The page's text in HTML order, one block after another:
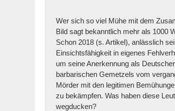
Wer sich so viel Mühe mit dem
Bild sagt bekanntlich mehr als 1000
Schon 2018 (s. Artikel), anlässlich
Einsichtsfähigkeit in eigenes
um seine Anerkennung als
barbarischen Gemetzels vom
Mörder mit den legitimen
zu bekämpfen. Was haben diese
wegducken?